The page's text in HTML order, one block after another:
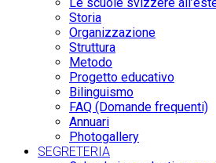
Storia
Organizzazione
Struttura
Metodo
Progetto educativo
Bilinguismo
FAQ (Domande frequenti)
Annuari
Photogallery
SEGRETERIA